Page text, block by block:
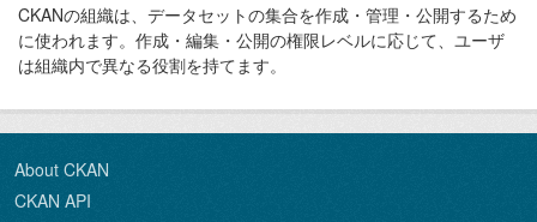
CKANの組織は、データセットの集合を作成・管理・公開するため
に使われます。作成・編集・公開の権限レベルに応じて、ユーザ
は組織内で異なる役割を持てます。
About CKAN
CKAN API